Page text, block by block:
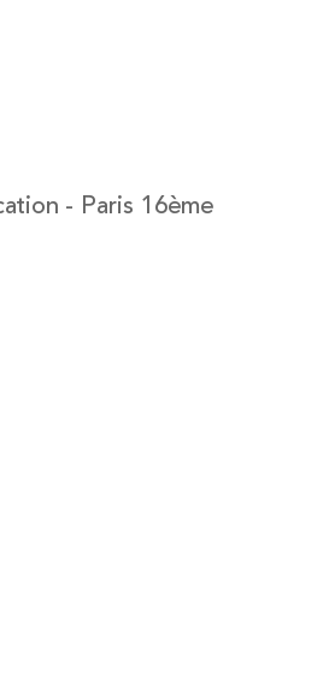
- Paris 16ème